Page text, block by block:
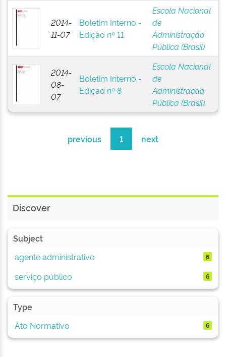
2014-
11-07
Boletim Interno -
Edição nº 11
Escola Nacional
de
Administração
Pública (Brasil)
2014-
08-
07
Boletim Interno -
Edição nº 8
Escola Nacional
de
Administração
Pública (Brasil)
previous 1 next
Discover
Subject
agente administrativo
6
serviço público 6
Type
Ato Normativo
6